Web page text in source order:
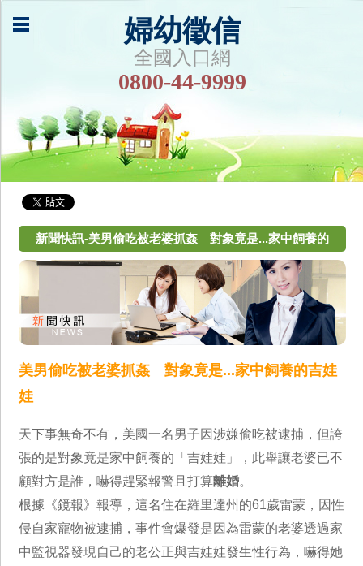
婦幼徵信
全國入口網
0800-44-9999
新聞快訊-美男偷吃被老婆抓姦 對象竟是...家中飼養的
吉娃娃
美男偷吃被老婆抓姦 對象竟是...家中飼養的吉娃
娃
天下事無奇不有，美國一名男子因涉嫌偷吃被逮捕，但誇
張的是對象竟是家中飼養的「吉娃娃」，此舉讓老婆已不
顧對方是誰，嚇得趕緊報警且打算離婚。
根據《鏡報》報導，這名住在羅里達州的61歲雷蒙，因性
侵自家寵物被逮捕，事件會爆發是因為雷蒙的老婆透過家
中監視器發現自己的老公正與吉娃娃發生性行為，嚇得她